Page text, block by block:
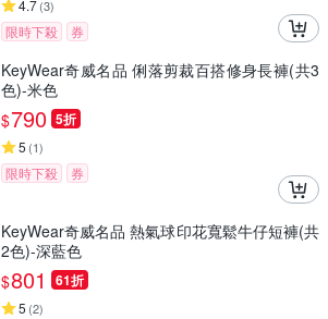
4.7(3)
限時下殺 券
KeyWear奇威名品 俐落剪裁百搭修身長褲(共3
色)-米色
$790 5折
5 (1)
限時下殺 券
KeyWear奇威名品 熱氣球印花寬鬆牛仔短褲(共
2色)-深藍色
$801 61折
5 (2)